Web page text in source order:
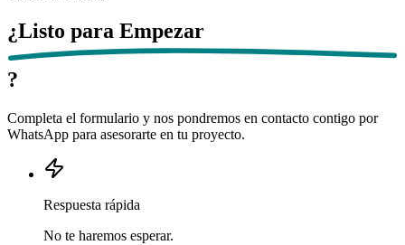
¿Listo para Empezar
?
Completa el formulario y nos pondremos en contacto contigo por
WhatsApp para asesorarte en tu proyecto.
Respuesta rápida
No te haremos esperar.